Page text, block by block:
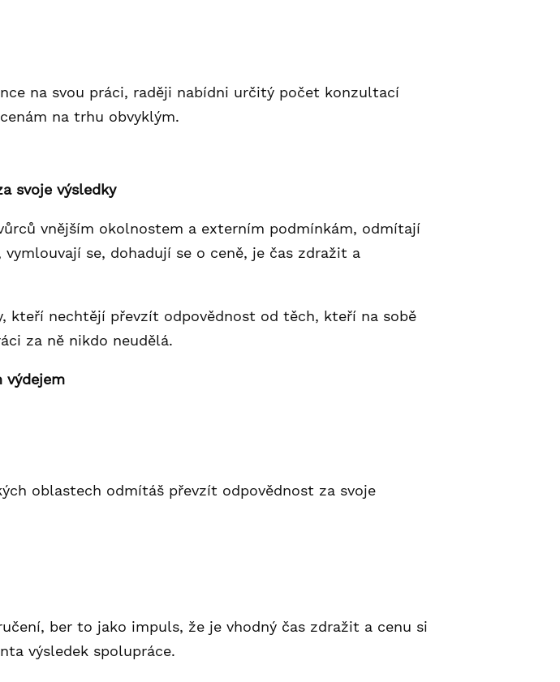
na svou práci, raději nabídni určitý počet konzultací
na trhu obvyklým.
svoje výsledky
vnějším okolnostem a externím podmínkám, odmítají
se, dohadují se o ceně, je čas zdražit a
kteří nechtějí převzít odpovědnost od těch, kteří na sobě
za ně nikdo neudělá.
výdejem
oblastech odmítáš převzít odpovědnost za svoje
ber to jako impuls, že je vhodný čas zdražit a cenu si
výsledek spolupráce.